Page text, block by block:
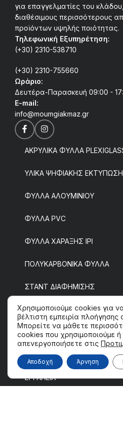
για επαγγελματίες του
διαθέσιμους περισσότερους
προϊόντων υψηλής ποιότητας.
Τηλεφωνική Εξυπηρέτηση:
(+30) 2310-538710
(+30) 2310-755660
Ωράριο:
Δευτέρα-Παρασκευή 09:00 -
E-mail:
info@moumgiakmaz.gr
ΑΚΡΥΛΙΚΑ ΦΥΛΛΑ
ΥΛΙΚΑ ΨΗΦΙΑΚΗΣ
ΦΥΛΛΑ ΑΛΟΥΜΙΝΙΟΥ
ΦΥΛΛΑ PVC
ΦΥΛΛΑ ΧΑΡΑΞΗΣ IPI
ΠΟΛΥΚΑΡΒΟΝΙΚΑ ΦΥΛΛΑ
ΣΤΑΝΤ ΔΙΑΦΗΜΙΣΗΣ
ΥΛΙΚΑ ΘΕΡΜΟΜΕΤΑΦΟΡΑΣ
ΔΙΑΚΟΣΜΗΣΗ
ΑΠΟΣΤΑΤΕΣ & ΚΑΠΑΚΙΑ
ΕΡΓΑΛΕΙΑ
Χρησιμοποιούμε cookies για
βέλτιστη εμπειρία πλοήγησης
Μπορείτε να μάθετε
cookies που χρησιμοποιούμε
απενεργοποιήσετε στις
Αποδοχή Άρνηση